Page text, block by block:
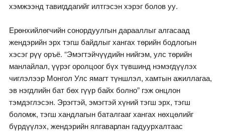
хэмжээнд тавигддагийг илтгэсэн хэрэг болов уу.
Ерөнхийлөгчийн сонордуулгын дарааллыг алгасаад
жендэрийн эрх тэгш байдлыг хангах төрийн бодлогын
хэсэг рүү оръё. “Эмэгтэйчүүдийн нийгэм, улс төрийн
манлайлал, үүрэг оролцоог бүх түвшинд нэмэгдүүлэх
чиглэлээр Монгол Улс ямагт түншлэл, хамтын ажиллагаа,
эв нэгдлийн бат бөх гүүр байх болно” гэж онцлон
тэмдэглэсэн. Эрэгтэй, эмэгтэй хүний тэгш эрх, тэгш
боломж, тэгш хандлагын баталгааг хангах нөхцөлийг
бүрдүүлэх, жендэрийн ялгаварлан гадуурхалтаас